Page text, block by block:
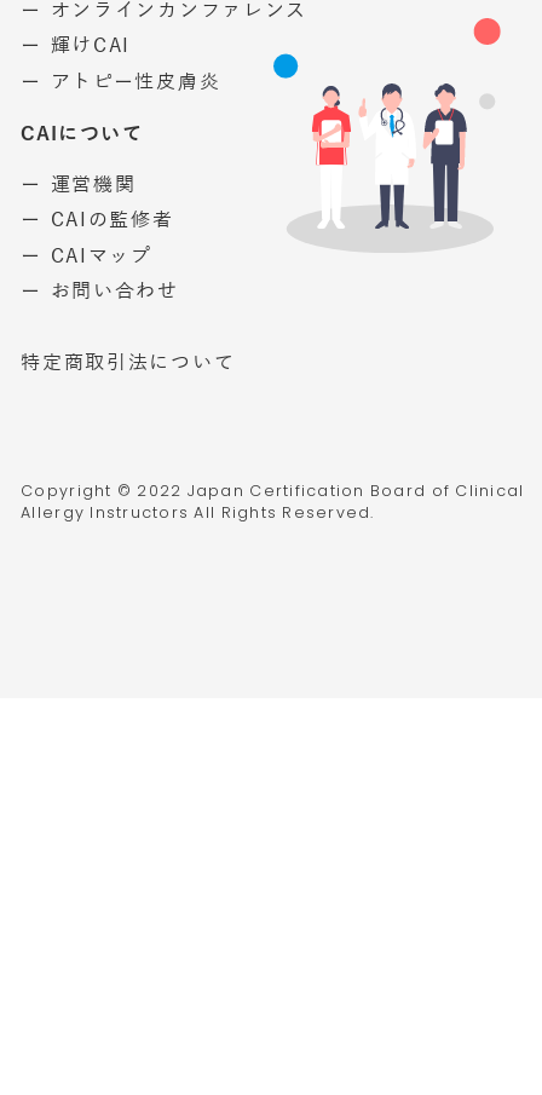
ー オンラインカンファレンス
ー 輝けCAI
ー アトピー性皮膚炎
CAIについて
ー 運営機関
ー CAIの監修者
ー CAIマップ
ー お問い合わせ
特定商取引法について
Copyright © 2022 Japan Certification Board of Clinical
Allergy Instructors All Rights Reserved.